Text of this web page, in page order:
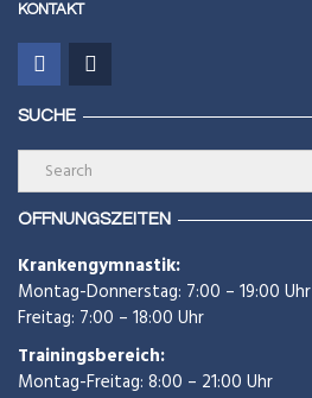
KONTAKT
SUCHE
ÖFFNUNGSZEITEN
Krankengymnastik:
Montag-Donnerstag: 7:00 – 19:00 Uhr
Freitag: 7:00 – 18:00 Uhr
Trainingsbereich:
Montag-Freitag: 8:00 – 21:00 Uhr